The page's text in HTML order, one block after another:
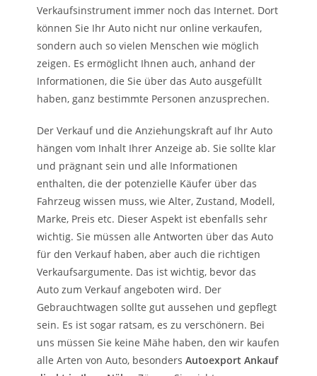
Verkaufsinstrument immer noch das Internet. Dort
können Sie Ihr Auto nicht nur online verkaufen,
sondern auch so vielen Menschen wie möglich
zeigen. Es ermöglicht Ihnen auch, anhand der
Informationen, die Sie über das Auto ausgefüllt
haben, ganz bestimmte Personen anzusprechen.
Der Verkauf und die Anziehungskraft auf Ihr Auto
hängen vom Inhalt Ihrer Anzeige ab. Sie sollte klar
und prägnant sein und alle Informationen
enthalten, die der potenzielle Käufer über das
Fahrzeug wissen muss, wie Alter, Zustand, Modell,
Marke, Preis etc. Dieser Aspekt ist ebenfalls sehr
wichtig. Sie müssen alle Antworten über das Auto
für den Verkauf haben, aber auch die richtigen
Verkaufsargumente. Das ist wichtig, bevor das
Auto zum Verkauf angeboten wird. Der
Gebrauchtwagen sollte gut aussehen und gepflegt
sein. Es ist sogar ratsam, es zu verschönern. Bei
uns müssen Sie keine Mähe haben, den wir kaufen
alle Arten von Auto, besondersAutoexport Ankauf